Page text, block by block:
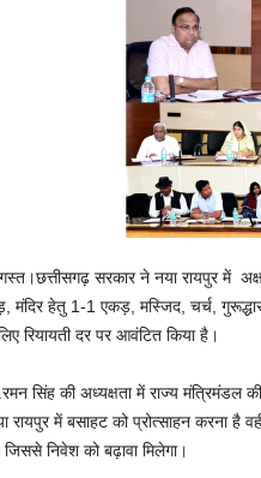
सरकार ने नया रायपुर में
मंदिर हेतु 1-1 एकड़, मस्जिद, चर्च,
रियायती दर पर आवंटित किया है।
सिंह की अध्यक्षता में राज्य
रायपुर में बसाहट को प्रोत्साहन
जिससे निवेश को बढ़ावा मिलेगा।